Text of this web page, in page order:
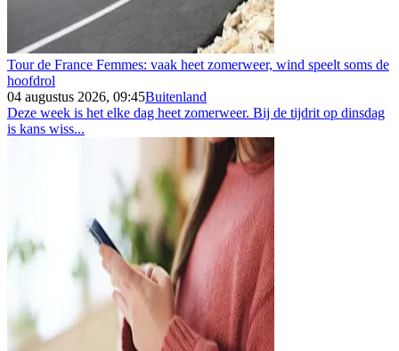
Tour de France Femmes: vaak heet zomerweer, wind speelt soms de
hoofdrol
04 augustus 2026, 09:45Buitenland
Deze week is het elke dag heet zomerweer. Bij de tijdrit op dinsdag
is kans wiss...